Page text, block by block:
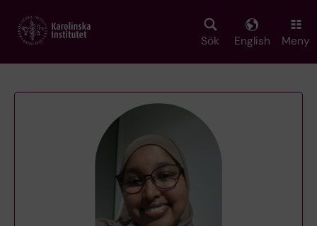
main
Sök English Meny